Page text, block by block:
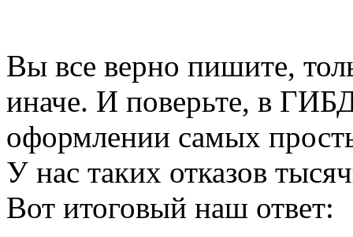
Вы все верно пишите,
иначе. И поверьте, в
оформлении самых
У нас таких отказов
Вот итоговый наш ответ: